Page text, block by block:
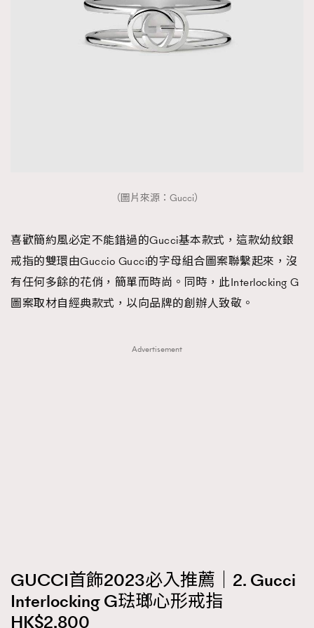
Collaboration Opportunity Disclaimer
New Media Group | Madame Figaro editions: France
| Portugal |
（圖片來源：Gucci）
喜歡簡約風必定不能錯過的Gucci基本款式，這款幼紋銀
戒指的雙環由Guccio Gucci的字母組合圖案聯繫起來，沒
有任何多餘的花俏，簡單而時尚。同時，此Interlocking G
圖案取材自經典款式，以向品牌的創辦人致敬。
Advertisement
GUCCI首飾2023必入推薦｜2. Gucci
Interlocking G琺瑯心形戒指
HK$2,800